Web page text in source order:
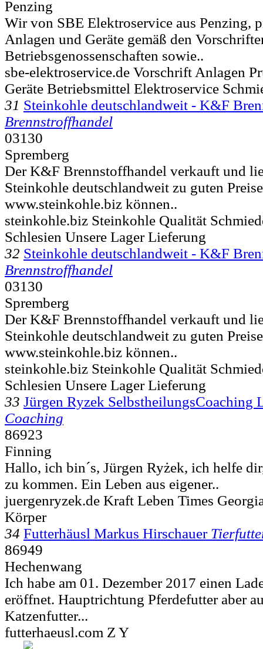
Penzing
Wir von SBE Elektroservice aus Penzing,
Anlagen und Geräte gemäß den
Betriebsgenossenschaften sowie..
sbe-elektroservice.de Vorschrift Anlagen
Geräte Betriebsmittel Elektroservice
31 Steinkohle deutschlandweit - K&F
Brennstroffhandel
03130
Spremberg
Der K&F Brennstoffhandel verkauft und
Steinkohle deutschlandweit zu guten
www.steinkohle.biz können..
steinkohle.biz Steinkohle Qualität
Schlesien Unsere Lager Lieferung
32 Steinkohle deutschlandweit - K&F
Brennstroffhandel
03130
Spremberg
Der K&F Brennstoffhandel verkauft und
Steinkohle deutschlandweit zu guten
www.steinkohle.biz können..
steinkohle.biz Steinkohle Qualität
Schlesien Unsere Lager Lieferung
33 Jürgen Ryzek SelbstheilungsCoaching
Coaching
86923
Finning
Hallo, ich bin´s, Jürgen Ryżek, ich helfe
zu kommen. Ein Leben aus eigener..
juergenryzek.de Kraft Leben Times
Körper
34 Futterhäusl Markus Hirschauer
86949
Hechenwang
Ich habe am 01. Dezember 2017 einen
eröffnet. Hauptrichtung Pferdefutter aber
Katzenfutter...
futterhaeusl.com Z Y